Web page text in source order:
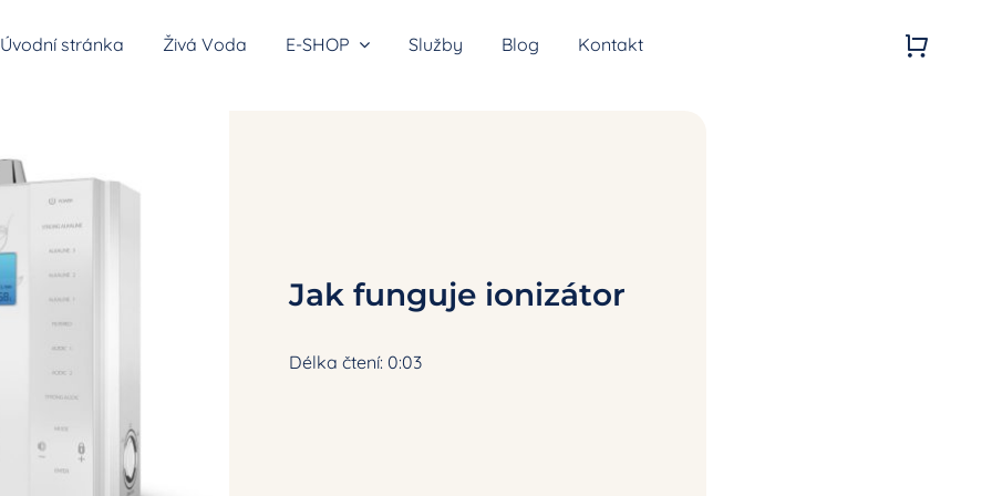
Úvodní stránka Živá Voda E-SHOP
vodíkové vody
sprchy
Služby Blog Kontakt
Jak funguje ionizátor
Délka čtení: 0:03